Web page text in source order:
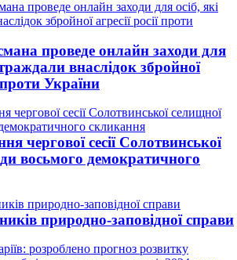
проведе онлайн заходи для
внаслідок збройної
проти України
чергової сесії Солотвинської
восьмого демократичного
природно-заповідної справи